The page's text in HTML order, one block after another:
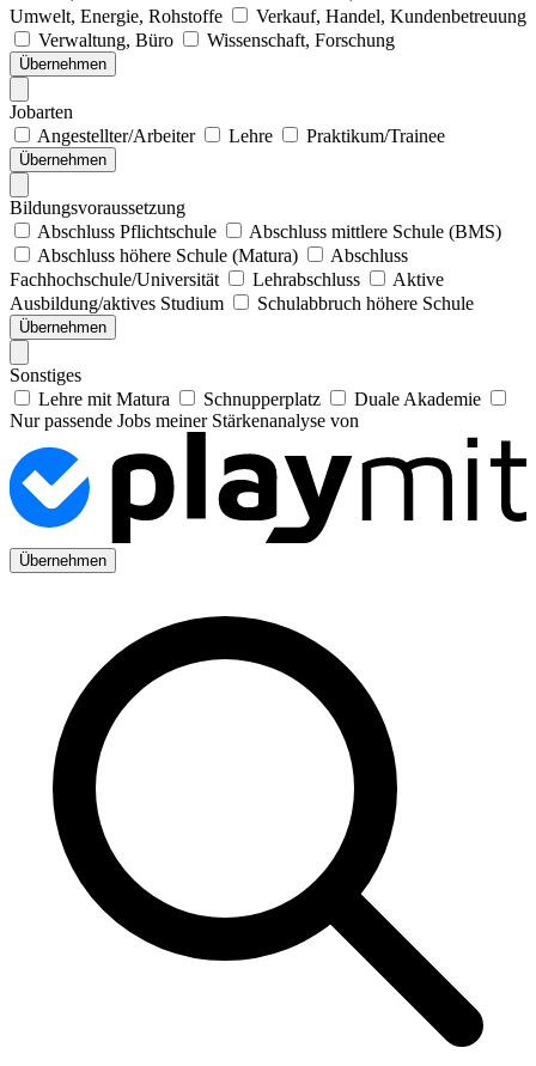
Umwelt, Energie, Rohstoffe
Verkauf, Handel, Kundenbetreuung
Verwaltung, Büro
Wissenschaft, Forschung
Übernehmen
Jobarten
Angestellter/Arbeiter
Lehre Praktikum/Trainee
Übernehmen
Bildungsvoraussetzung
Abschluss Pflichtschule
Abschluss mittlere Schule (BMS)
Abschluss höhere Schule (Matura)
Abschluss
Fachhochschule/Universität
Lehrabschluss
Aktive
Ausbildung/aktives Studium
Schulabbruch höhere Schule
Übernehmen
Sonstiges
Lehre mit Matura
Schnupperplatz
Duale Akademie
Nur passende Jobs meiner Stärkenanalyse von
Übernehmen